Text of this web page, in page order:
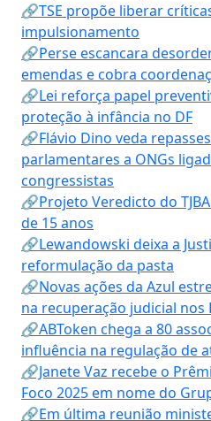
🔗TSE propõe liberar
impulsionamento
🔗Perse escancara
emendas e cobra
🔗Lei reforça papel
proteção à infância no DF
🔗Flávio Dino veda
parlamentares a ONGs
congressistas
🔗Projeto Veredicto do
de 15 anos
🔗Lewandowski deixa a
reformulação da pasta
🔗Novas ações da Azul
na recuperação judicial nos
🔗ABToken chega a 80
influência na regulação de
🔗Janete Vaz recebe o
Foco 2025 em nome do
🔗Em última reunião